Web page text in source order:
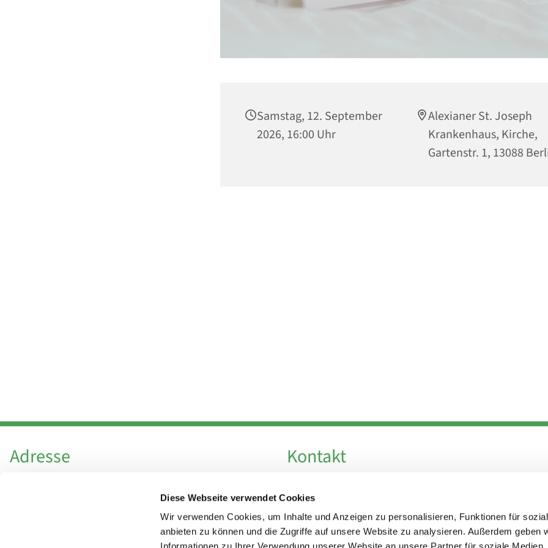
Diese Webseite verwendet Cookies
Wir verwenden Cookies, um Inhalte und Anzeigen zu personalisieren, Funktionen für
anbieten zu können und die Zugriffe auf unsere Website zu analysieren. Außerdem geben
Samstag, 12. September
2026, 16:00 Uhr
Alexianer St. Joseph
Krankenhaus, Kirche,
Gartenstr. 1, 13088
Adresse
Hl. Theresa von Avila Berlin Nordost
Leitender Pfarrer - Norbert Pomplun
Kontakt
Fax +49 30 924 54 18
E-Mailinfo@theresa-von-avila-berlin.de